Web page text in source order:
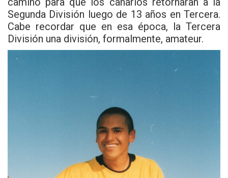
Segunda División luego de 13 años en Tercera.
Cabe recordar que en esa época, la Tercera
División una división, formalmente, amateur.